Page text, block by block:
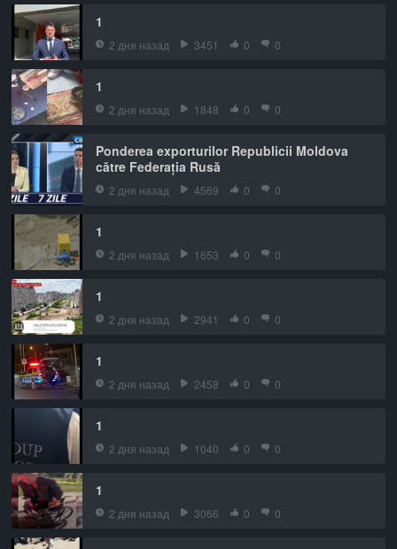
1
2 дня назад 3451 0 0
1
2 дня назад 1848 0 0
Ponderea exporturilor Republicii Moldova
către Federația Rusă
2 дня назад 4569 0 0
1
2 дня назад 1653 0 0
1
2 дня назад 2941 0 0
1
2 дня назад 2458 0 0
1
2 дня назад 1040 0 0
1
2 дня назад 3066 0 0